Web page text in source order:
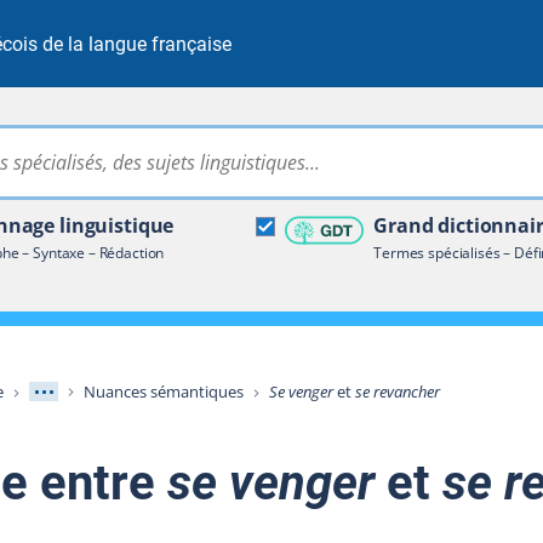
de la langue française
Rechercher dans tout le site
linguistique
– Syntaxe – Rédaction
Grand
Termes spécialisés –
terminologique
Afficher les niveaux intermédiaires
Nuances sémantiques Se vengeretse revancher
entre se vengeret se